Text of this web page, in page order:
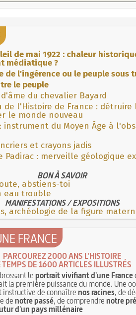
de mai 1922 : chaleur
médiatique ?
de l'ingérence ou le peuple sous
le peuple
du chevalier Bayard
de l'Histoire de France : détruire
le monde nouveau
instrument du Moyen Âge à
et crayons jadis
Padirac : merveille géologique
BON À SAVOIR
abstiens-toi
eau trouble
MANIFESTATIONS / EXPOSITIONS
archéologie de la figure
FRANCE
PARCOUREZ 2000 ANS L'HISTOIRE
TEMPS DE 1600 ARTICLES ILLUSTRÉS
leportrait vivifiant d'une France
la première puissance du monde. Une
instructive de connaîtrenos racines, de
denotre passé, de comprendrenotre
d'un pays millénaire